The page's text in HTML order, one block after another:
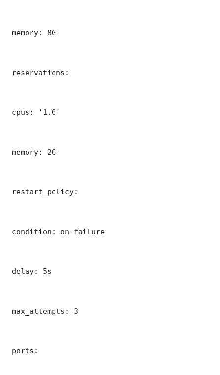
memory: 8G
reservations:
cpus: '1.0'
memory: 2G
restart_policy:
condition: on-failure
delay: 5s
max_attempts: 3
ports: